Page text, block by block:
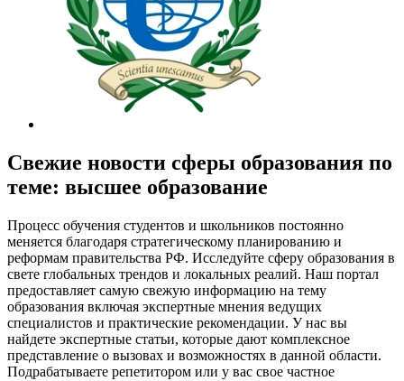
Свежие новости сферы образования по
теме: высшее образование
Процесс обучения студентов и школьников постоянно
меняется благодаря стратегическому планированию и
реформам правительства РФ. Исследуйте сферу образования в
свете глобальных трендов и локальных реалий. Наш портал
предоставляет самую свежую информацию на тему
образования включая экспертные мнения ведущих
специалистов и практические рекомендации. У нас вы
найдете экспертные статьи, которые дают комплексное
представление о вызовах и возможностях в данной области.
Подрабатываете репетитором или у вас свое частное